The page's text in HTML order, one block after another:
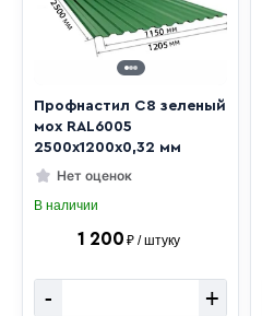
В наличии
Профнастил С8 зеленый
мох RAL6005
2500х1200х0,32 мм
Нет оценок
1 200 ₽ / штуку
- +